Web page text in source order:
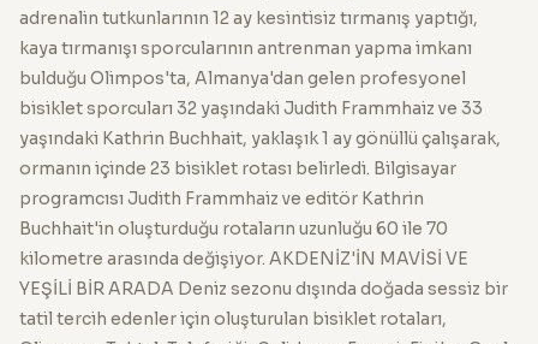
adrenalin tutkunlarının 12 ay kesintisiz tırmanış yaptığı,
kaya tırmanışı sporcularının antrenman yapma imkanı
bulduğu Olimpos'ta, Almanya'dan gelen profesyonel
bisiklet sporcuları 32 yaşındaki Judith Frammhaiz ve 33
yaşındaki Kathrin Buchhait, yaklaşık 1 ay gönüllü çalışarak,
ormanın içinde 23 bisiklet rotası belirledi. Bilgisayar
programcısı Judith Frammhaiz ve editör Kathrin
Buchhait'in oluşturduğu rotaların uzunluğu 60 ile 70
kilometre arasında değişiyor. AKDENİZ'İN MAVİSİ VE
YEŞİLİ BİR ARADA Deniz sezonu dışında doğada sessiz bir
tatil tercih edenler için oluşturulan bisiklet rotaları,